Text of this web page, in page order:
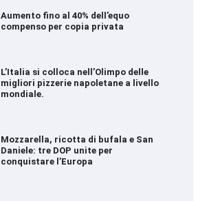
Aumento fino al 40% dell’equo
compenso per copia privata
L’Italia si colloca nell’Olimpo delle
migliori pizzerie napoletane a livello
mondiale.
Mozzarella, ricotta di bufala e San
Daniele: tre DOP unite per
conquistare l’Europa